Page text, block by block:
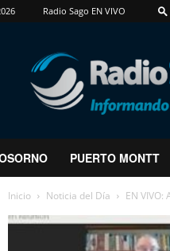
Radio Sago EN VIVO
RadioSago
PUERTO MONTT
Inicio Noticia del Día EN